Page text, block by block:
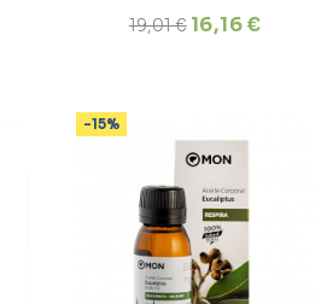
19,01 € 16,16 €
-15%